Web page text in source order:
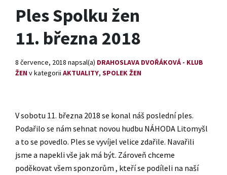
Ples Spolku žen
11. března 2018
8 července, 2018 napsal(a) DRAHOSLAVA DVOŘÁKOVÁ - KLUB
ŽEN v kategorii AKTUALITY, SPOLEK ŽEN
V sobotu 11. března 2018 se konal náš poslední ples.
Podařilo se nám sehnat novou hudbu NÁHODA Litomyšl
a to se povedlo. Ples se vyvíjel velice zdařile. Navařili
jsme a napekli vše jak má být. Zároveň chceme
poděkovat všem sponzorům , kteří se podíleli na naší